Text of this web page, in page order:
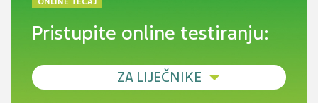
Pristupite online testiranju:
ZA LIJEČNIKE